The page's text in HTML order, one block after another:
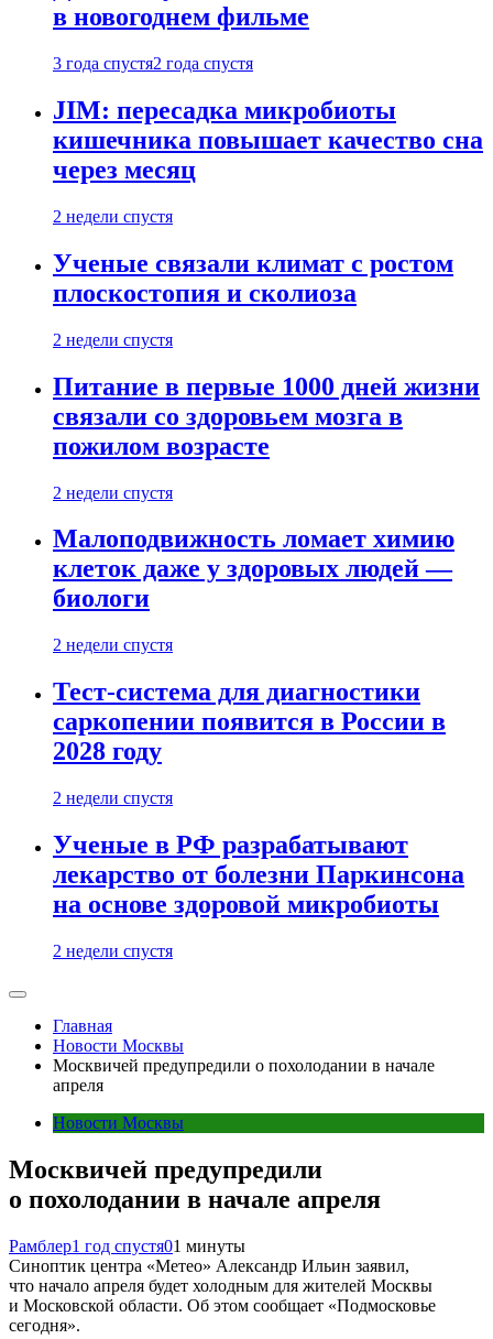
в новогоднем фильме
3 года спустя2 года спустя
JIM: пересадка микробиоты
кишечника повышает качество сна
через месяц
2 недели спустя
Ученые связали климат с ростом
плоскостопия и сколиоза
2 недели спустя
Питание в первые 1000 дней жизни
связали со здоровьем мозга в
пожилом возрасте
2 недели спустя
Малоподвижность ломает химию
клеток даже у здоровых людей —
биологи
2 недели спустя
Тест-система для диагностики
саркопении появится в России в
2028 году
2 недели спустя
Ученые в РФ разрабатывают
лекарство от болезни Паркинсона
на основе здоровой микробиоты
2 недели спустя
Главная
Новости Москвы
Москвичей предупредили о похолодании в начале
апреля
Новости Москвы
Москвичей предупредили
о похолодании в начале апреля
Рамблер1 год спустя01 минуты
Синоптик центра «Метео» Александр Ильин заявил,
что начало апреля будет холодным для жителей Москвы
и Московской области. Об этом сообщает «Подмосковье
сегодня».